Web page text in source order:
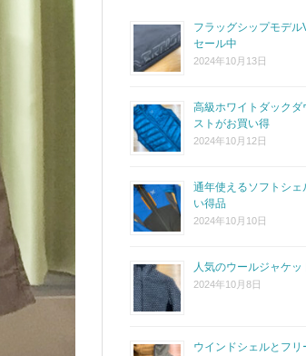
フラッグシップモデル
セール中
2024年10月13日
高級ホワイトダック
ストがお買い得
2024年10月12日
通年使えるソフトシェ
い得品
2024年10月10日
人気のウールジャケ
2024年10月8日
ウインドシェルとフ